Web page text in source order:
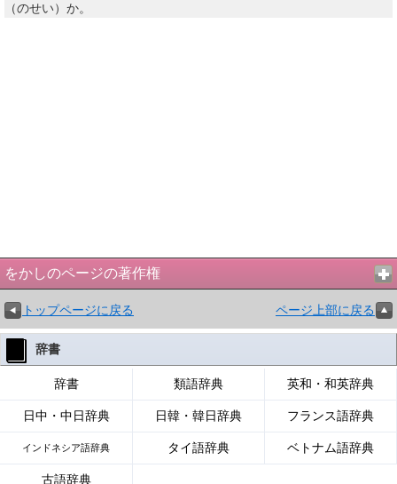
（のせい）か。
をかしのページの著作権
トップページに戻る ページ上部に戻る
辞書
辞書 類語辞典 英和・和英辞典
日中・中日辞典 日韓・韓日辞典 フランス語辞典
インドネシア語辞典 タイ語辞典 ベトナム語辞典
古語辞典